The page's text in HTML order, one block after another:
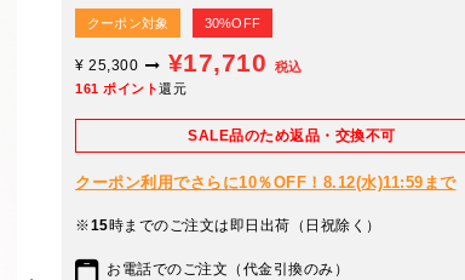
クーポン対象 30%OFF
¥ 25,300 ¥17,710
税込
161 ポイント還元
SALE品のため返品・交換不可
クーポン利用でさらに10％OFF！8.12(水)11:59まで
※15時までのご注文は即日出荷（日祝除く）
お電話でのご注文（代金引換のみ）